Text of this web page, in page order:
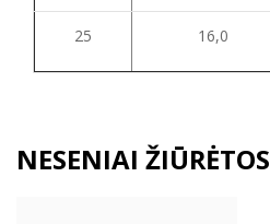
25 16,0
NESENIAI ŽIŪRĖTOS